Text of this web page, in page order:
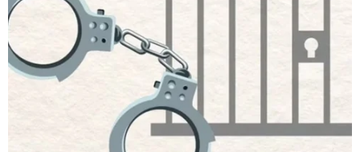
Mâm cỗ ngày Tết. (Nguồn: Báo Ảnh Việt Nam)
Cho dù mâm cỗ Tết ngày nay đã có rất nhiều
thay đổi, đối với nhiều gia đình, những món ăn
truyền thống vẫn luôn có ý nghĩa và gợi nhớ,
gợi thương hơn cả. Cho dù bạn có biến tấu đi
thế nào nữa, cũng đừng quên một số món đã đi